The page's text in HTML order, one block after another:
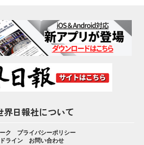
界日報社について
ク
プライバシーポリシー
ライン
お問い合わせ